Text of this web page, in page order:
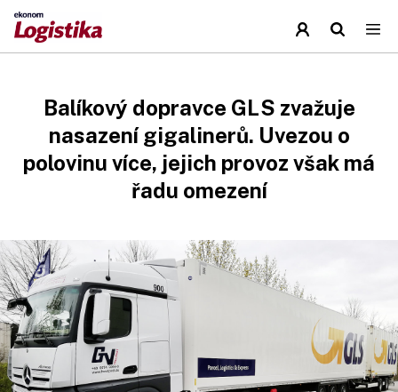
Balíkový dopravce GLS zvažuje
nasazení gigalinerů. Uvezou o
polovinu více, jejich provoz však má
řadu omezení